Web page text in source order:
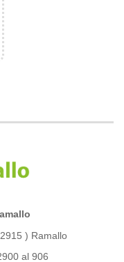
) Ramallo
al 906